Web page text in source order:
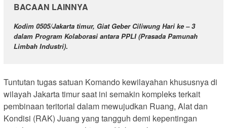
BACAAN LAINNYA
Kodim 0505/Jakarta timur, Giat Geber Ciliwung Hari ke – 3
dalam Program Kolaborasi antara PPLI (Prasada Pamunah
Limbah Industri).
Tuntutan tugas satuan Komando kewilayahan khususnya di
wilayah Jakarta timur saat ini semakin kompleks terkait
pembinaan teritorial dalam mewujudkan Ruang, Alat dan
Kondisi (RAK) Juang yang tangguh demi kepentingan